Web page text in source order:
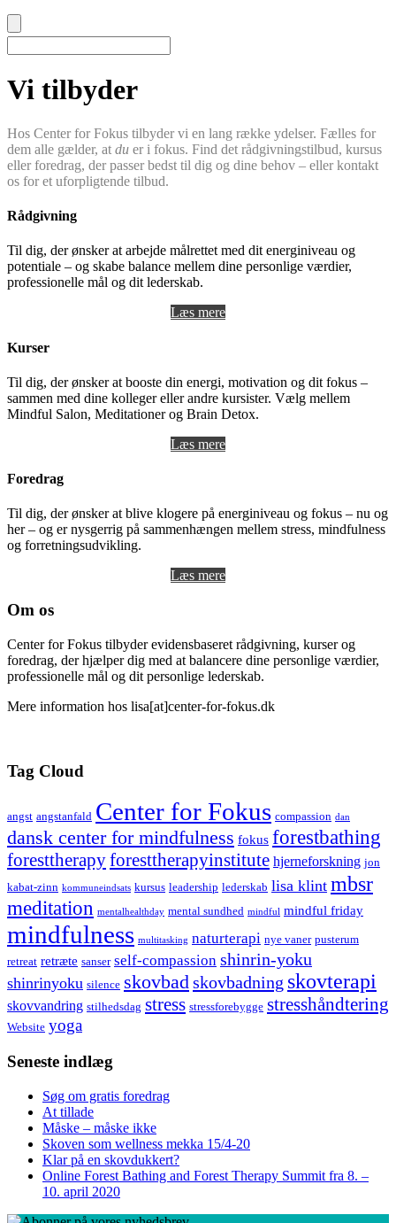
Vi tilbyder
Hos Center for Fokus tilbyder vi en lang række ydelser. Fælles for
dem alle gælder, at du er i fokus. Find det rådgivningstilbud, kursus
eller foredrag, der passer bedst til dig og dine behov – eller kontakt
os for et uforpligtende tilbud.
Rådgivning
Til dig, der ønsker at arbejde målrettet med dit energiniveau og
potentiale – og skabe balance mellem dine personlige værdier,
professionelle mål og dit lederskab.
Læs mere
Kurser
Til dig, der ønsker at booste din energi, motivation og dit fokus –
sammen med dine kolleger eller andre kursister. Vælg mellem
Mindful Salon, Meditationer og Brain Detox.
Læs mere
Foredrag
Til dig, der ønsker at blive klogere på energiniveau og fokus – nu og
her – og er nysgerrig på sammenhængen mellem stress, mindfulness
og forretningsudvikling.
Læs mere
Om os
Center for Fokus tilbyder evidensbaseret rådgivning, kurser og
foredrag, der hjælper dig med at balancere dine personlige værdier,
professionelle mål og dit personlige lederskab.
Mere information hos lisa[at]center-for-fokus.dk
Tag Cloud
angst angstanfald Center for Fokus compassion dan
dansk center for mindfulness fokus forestbathing
foresttherapyforesttherapyinstitute hjerneforskning jon
kabat-zinn kommuneindsats kursus leadership lederskab lisa klint mbsr
meditation mentalhealthday mental sundhed mindful mindful friday
mindfulness multitasking naturterapi nye vaner pusterum
retreat retræte sanser self-compassion shinrin-yoku
shinrinyoku silence skovbadskovbadning skovterapi
skovvandring stilhedsdag stress stressforebygge stresshåndtering
Website yoga
Seneste indlæg
Søg om gratis foredrag
At tillade
Måske – måske ikke
Skoven som wellness mekka 15/4-20
Klar på en skovdukkert?
Online Forest Bathing and Forest Therapy Summit fra 8. –
10. april 2020